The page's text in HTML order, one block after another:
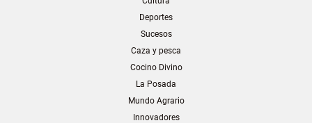
Deportes
Sucesos
Caza y pesca
Cocino Divino
La Posada
Mundo Agrario
Innovadores